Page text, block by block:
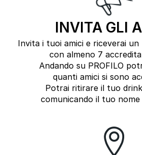
INVITA GLI
Invita i tuoi amici e riceverai un
con almeno 7
Andando su PROFILO
quanti amici si sono
Potrai ritirare il tuo
comunicando il tuo nome